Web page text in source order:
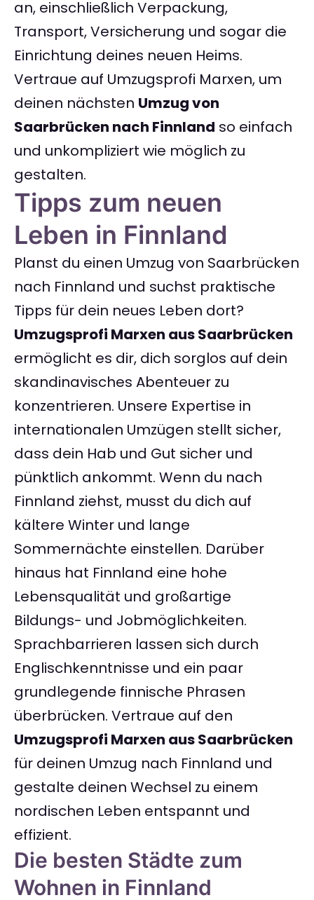
an, einschließlich Verpackung,
Transport, Versicherung und sogar die
Einrichtung deines neuen Heims.
Vertraue auf Umzugsprofi Marxen, um
deinen nächsten Umzug von
Saarbrücken nach Finnland so einfach
und unkompliziert wie möglich zu
gestalten.
Tipps zum neuen
Leben in Finnland
Planst du einen Umzug von Saarbrücken
nach Finnland und suchst praktische
Tipps für dein neues Leben dort?
Umzugsprofi Marxen aus Saarbrücken
ermöglicht es dir, dich sorglos auf dein
skandinavisches Abenteuer zu
konzentrieren. Unsere Expertise in
internationalen Umzügen stellt sicher,
dass dein Hab und Gut sicher und
pünktlich ankommt. Wenn du nach
Finnland ziehst, musst du dich auf
kältere Winter und lange
Sommernächte einstellen. Darüber
hinaus hat Finnland eine hohe
Lebensqualität und großartige
Bildungs- und Jobmöglichkeiten.
Sprachbarrieren lassen sich durch
Englischkenntnisse und ein paar
grundlegende finnische Phrasen
überbrücken. Vertraue auf den
Umzugsprofi Marxen aus Saarbrücken
für deinen Umzug nach Finnland und
gestalte deinen Wechsel zu einem
nordischen Leben entspannt und
effizient.
Die besten Städte zum
Wohnen in Finnland